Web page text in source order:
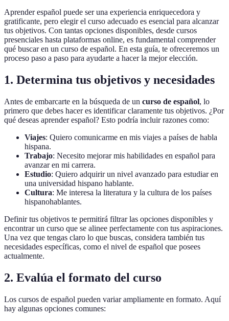
Aprender español puede ser una experiencia enriquecedora y
gratificante, pero elegir el curso adecuado es esencial para alcanzar
tus objetivos. Con tantas opciones disponibles, desde cursos
presenciales hasta plataformas online, es fundamental comprender
qué buscar en un curso de español. En esta guía, te ofreceremos un
proceso paso a paso para ayudarte a hacer la mejor elección.
1. Determina tus objetivos y necesidades
Antes de embarcarte en la búsqueda de un curso de español, lo
primero que debes hacer es identificar claramente tus objetivos. ¿Por
qué deseas aprender español? Esto podría incluir razones como:
Viajes: Quiero comunicarme en mis viajes a países de habla
hispana.
Trabajo: Necesito mejorar mis habilidades en español para
avanzar en mi carrera.
Estudio: Quiero adquirir un nivel avanzado para estudiar en
una universidad hispano hablante.
Cultura: Me interesa la literatura y la cultura de los países
hispanohablantes.
Definir tus objetivos te permitirá filtrar las opciones disponibles y
encontrar un curso que se alinee perfectamente con tus aspiraciones.
Una vez que tengas claro lo que buscas, considera también tus
necesidades específicas, como el nivel de español que posees
actualmente.
2. Evalúa el formato del curso
Los cursos de español pueden variar ampliamente en formato. Aquí
hay algunas opciones comunes: